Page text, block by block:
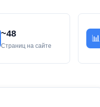
~48
Страниц на сайте
📊